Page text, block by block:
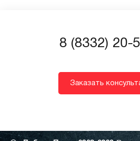
8 (8332) 20-
Заказать